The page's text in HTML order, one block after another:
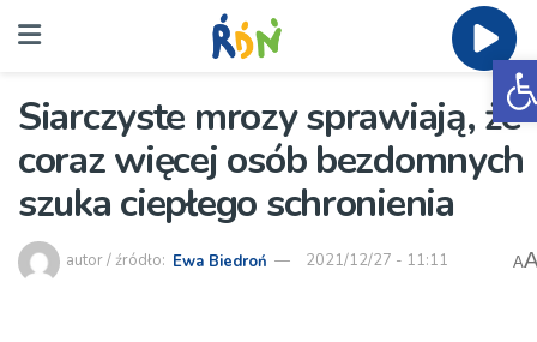
Siarczyste mrozy sprawiają, że
coraz więcej osób bezdomnych
szuka ciepłego schronienia
autor / źródło: Ewa Biedroń 2021/12/27 - 11:11 A